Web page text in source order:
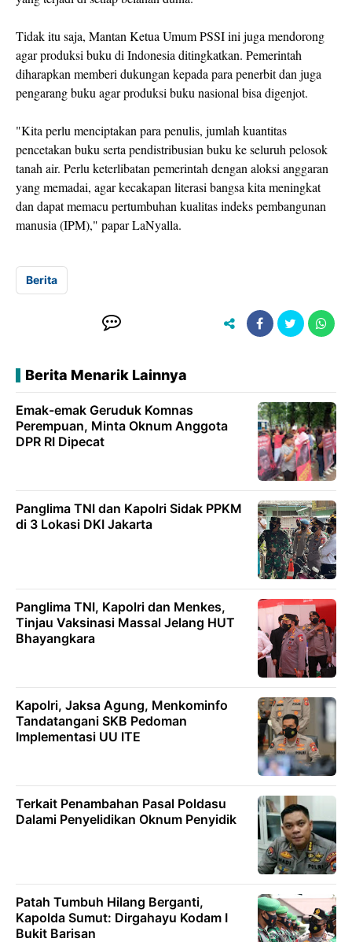
Tidak itu saja, Mantan Ketua Umum PSSI ini juga mendorong
agar produksi buku di Indonesia ditingkatkan. Pemerintah
diharapkan memberi dukungan kepada para penerbit dan juga
pengarang buku agar produksi buku nasional bisa digenjot.
"Kita perlu menciptakan para penulis, jumlah kuantitas
pencetakan buku serta pendistribusian buku ke seluruh pelosok
tanah air. Perlu keterlibatan pemerintah dengan aloksi anggaran
yang memadai, agar kecakapan literasi bangsa kita meningkat
dan dapat memacu pertumbuhan kualitas indeks pembangunan
manusia (IPM)," papar LaNyalla.
Berita
Berita Menarik Lainnya
Emak-emak Geruduk Komnas
Perempuan, Minta Oknum Anggota
DPR RI Dipecat
Panglima TNI dan Kapolri Sidak PPKM
di 3 Lokasi DKI Jakarta
Panglima TNI, Kapolri dan Menkes,
Tinjau Vaksinasi Massal Jelang HUT
Bhayangkara
Kapolri, Jaksa Agung, Menkominfo
Tandatangani SKB Pedoman
Implementasi UU ITE
Terkait Penambahan Pasal Poldasu
Dalami Penyelidikan Oknum Penyidik
Patah Tumbuh Hilang Berganti,
Kapolda Sumut: Dirgahayu Kodam I
Bukit Barisan